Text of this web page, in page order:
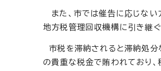
また、市では催告に応じない
地方税管理回収機構に引き継ぐ
市税を滞納されると滞納処分
の貴重な税金で賄われており、